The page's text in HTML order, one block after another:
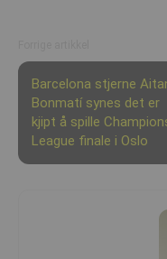
Barcelona stjerne
Bonmatí synes det er
kjipt å spille
League finale i Oslo